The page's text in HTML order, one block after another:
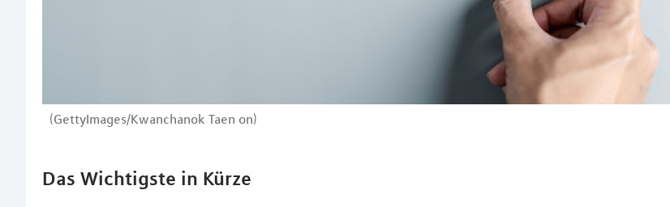
(GettyImages/Kwanchanok Taen on)
Das Wichtigste in Kürze